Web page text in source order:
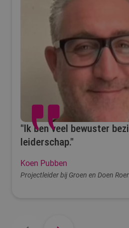
Presentatie
Praktijk Coaching
Introductiegesprek op basis
opdracht en werkomgeving
Evaluatiegesprekken
met trainer en medecursisten
Eindgesprek met
"Ik ben veel bewuster
leiderschap."
Koen Pubben
Projectleider bij Groen en Doen